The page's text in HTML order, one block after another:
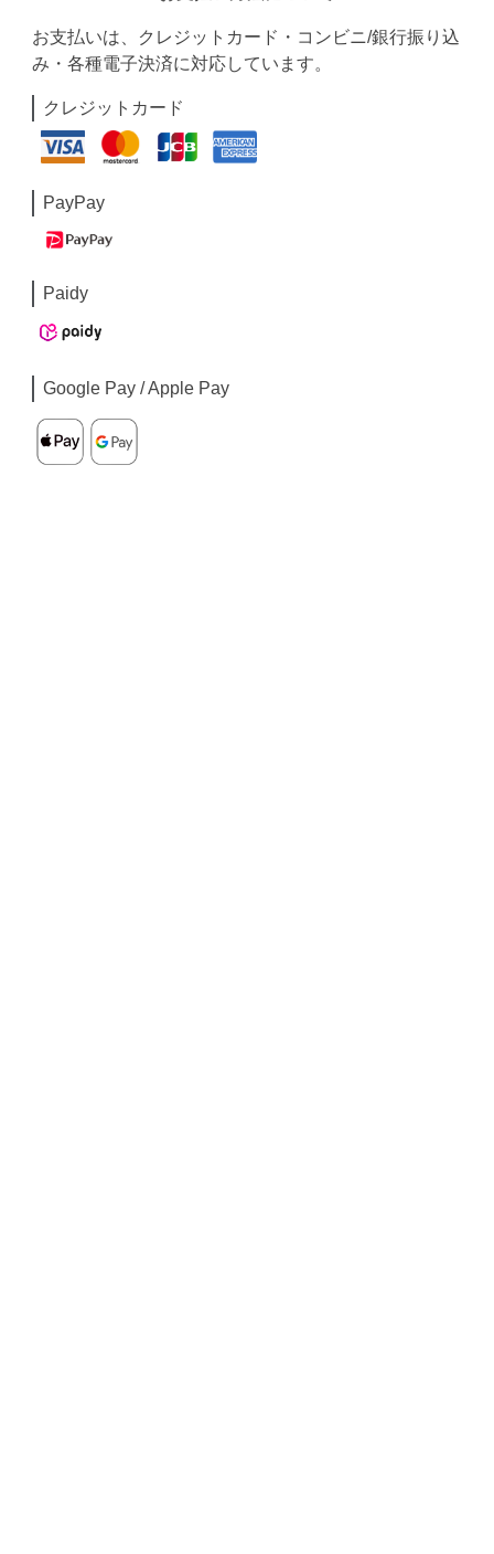
お支払いは、クレジットカード・コンビニ/銀行振り込
み・各種電子決済に対応しています。
クレジットカード
PayPay
Paidy
Google Pay / Apple Pay